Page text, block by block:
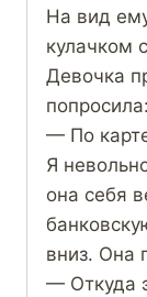
На вид
кулачком
Девочка
попросила:
— По
Я
она себя
вниз. Она
— Откуда